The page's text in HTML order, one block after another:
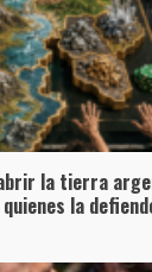
la tierra
la